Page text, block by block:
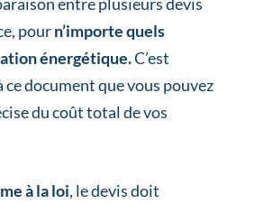
pourn’importe quels
énergétique.C’est
ce document que vous pouvez
du coût total de vos
à la loi, le devis doit